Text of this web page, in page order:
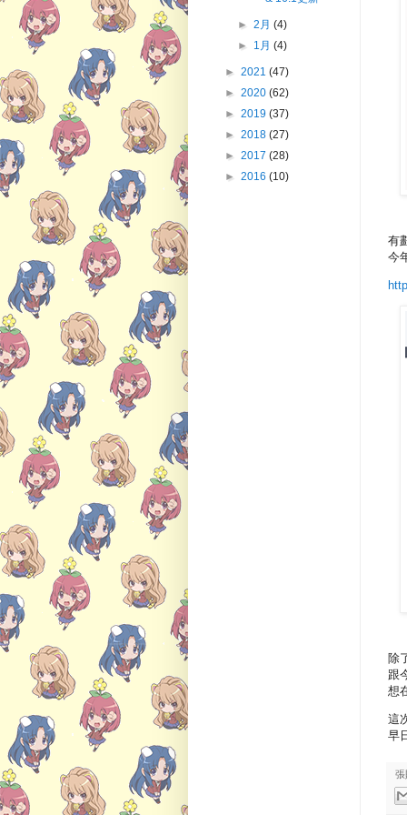
有
今
除
跟
想
這
早
►2月(4)
► 1月(4)
► 2021 (47)
► 2020 (62)
► 2019 (37)
► 2018 (27)
► 2017 (28)
► 2016 (10)